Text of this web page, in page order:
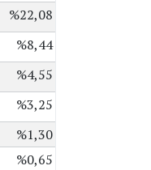
%22,08
%8,44
%4,55
%3,25
%1,30
%0,65